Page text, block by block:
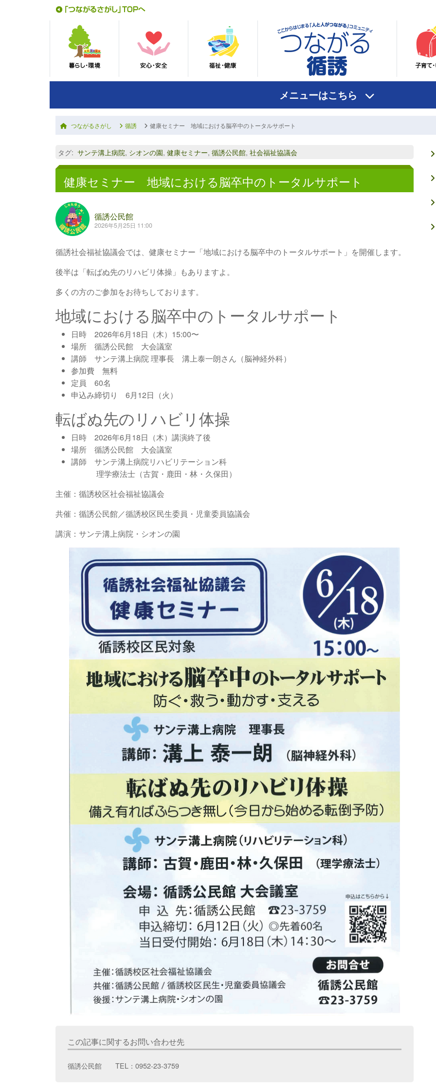
メニューはこちら
つながるさがし 循誘 健康セミナー 地域における脳卒中のトータルサポート
タグ: サンテ溝上病院, シオンの園, 健康セミナー, 循誘公民館, 社会福祉協議会
健康セミナー 地域における脳卒中のトータルサポート
循誘公民館
2026年5月25日 11:00
循誘社会福祉協議会では、健康セミナー「地域における脳卒中のトータルサポート」を開催します。
後半は「転ばぬ先のリハビリ体操」もありますよ。
多くの方のご参加をお待ちしております。
地域における脳卒中のトータルサポート
日時 2026年6月18日（木）15:00〜
場所 循誘公民館 大会議室
講師 サンテ溝上病院 理事長 溝上泰一朗さん（脳神経外科）
参加費 無料
定員 60名
申込み締切り 6月12日（火）
転ばぬ先のリハビリ体操
日時 2026年6月18日（木）講演終了後
場所 循誘公民館 大会議室
講師 サンテ溝上病院リハビリテーション科
理学療法士（古賀・鹿田・林・久保田）
主催：循誘校区社会福祉協議会
共催：循誘公民館／循誘校区民生委員・児童委員協議会
講演：サンテ溝上病院・シオンの園
この記事に関するお問い合わせ先
循誘公民館 TEL：0952-23-3759